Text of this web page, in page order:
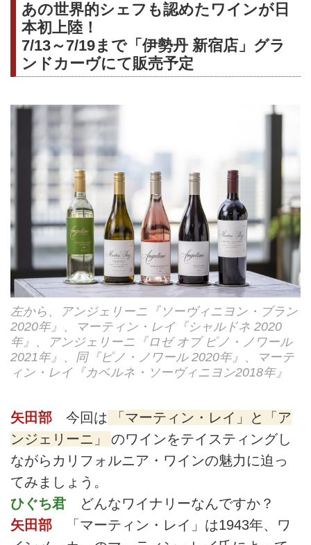
あの世界的シェフも認めたワインが日
本初上陸！
7/13～7/19まで「伊勢丹 新宿店」グラ
ンドカーヴにて販売予定
左から、アンジェリーニ『ソーヴィニヨン・ブラン
2020年』、マーティン・レイ『シャルドネ 2020
年』、アンジェリーニ『ロゼ オブ ピノ・ノワール
2021年』、同『ピノ・ノワール 2020年』、マーテ
ィン・レイ『カベルネ・ソーヴィニヨン2018年』
矢田部 今回は
「マーティン・レイ」と「ア
ンジェリーニ」
のワインをテイスティングし
ながらカリフォルニア・ワインの魅力に迫っ
てみましょう。
ひぐち君 どんなワイナリーなんですか？
矢田部 「マーティン・レイ」は1943年、ワ